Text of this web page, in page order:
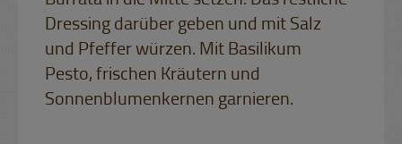
Dressing darüber geben und mit Salz
und Pfeffer würzen. Mit Basilikum
Pesto, frischen Kräutern und
Sonnenblumenkernen garnieren.